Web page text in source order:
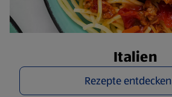
Italien
Rezepte entdecken